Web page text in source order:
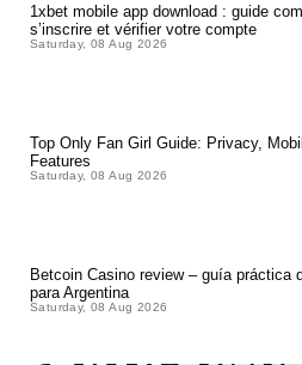
1xbet mobile app download : guide
s’inscrire et vérifier votre compte
Saturday, 08 Aug 2026
Top Only Fan Girl Guide: Privacy,
Features
Saturday, 08 Aug 2026
Betcoin Casino review – guía práctica
para Argentina
Saturday, 08 Aug 2026